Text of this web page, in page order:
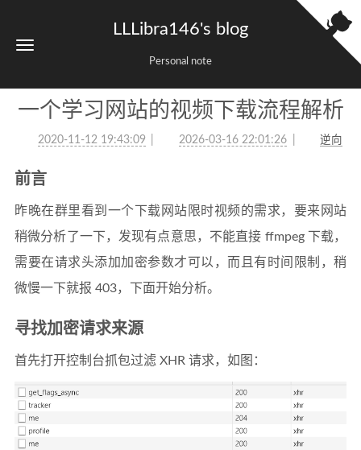
LLLibra146's blog
Personal note
一个学习网站的视频下载流程解析
2020-11-12 19:43:09 2026-03-16 22:01:26 逆向
前言
昨晚在群里看到一个下载网站限时视频的需求，要来网站
稍微分析了一下，发现有点意思，不能直接 ffmpeg 下载，
需要在请求头添加加密参数才可以，而且有时间限制，稍
微慢一下就报 403，下面开始分析。
寻找加密请求来源
首先打开控制台抓包过滤 XHR 请求，如图：